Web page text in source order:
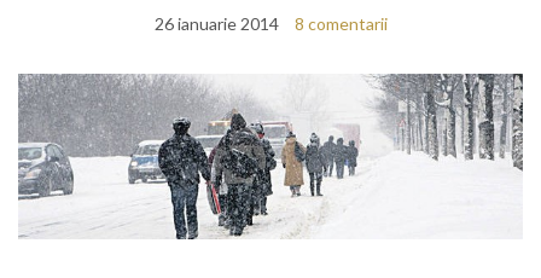
26 ianuarie 2014 8 comentarii